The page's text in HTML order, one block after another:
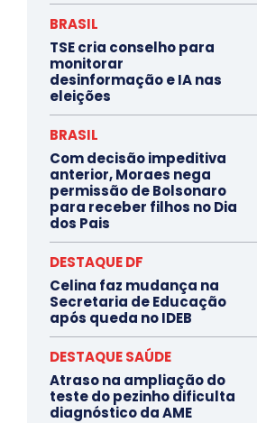
BRASIL
TSE cria conselho para
monitorar
desinformação e IA nas
eleições
BRASIL
Com decisão impeditiva
anterior, Moraes nega
permissão de Bolsonaro
para receber filhos no Dia
dos Pais
DESTAQUE DF
Celina faz mudança na
Secretaria de Educação
após queda no IDEB
DESTAQUE SAÚDE
Atraso na ampliação do
teste do pezinho dificulta
diagnóstico da AME